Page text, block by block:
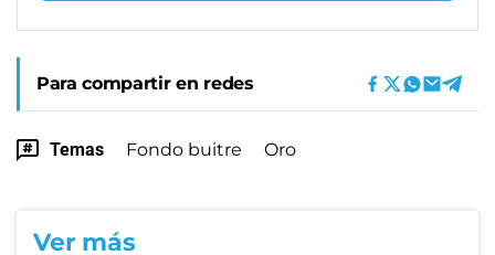
Para compartir en redes
Temas Fondo buitre Oro
Ver más